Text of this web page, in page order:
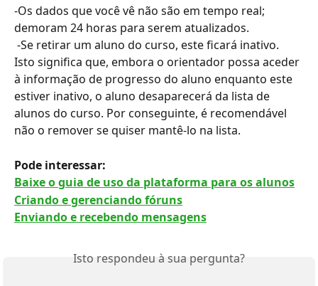
-Os dados que você vê não são em tempo real;
demoram 24 horas para serem atualizados.
Isto significa que, embora o orientador possa aceder
à informação de progresso do aluno enquanto este
estiver inativo, o aluno desaparecerá da lista de
alunos do curso. Por conseguinte, é recomendável
não o remover se quiser mantê-lo na lista.
Pode interessar:
Baixe o guia de uso da plataforma para os alunos
Criando e gerenciando fóruns
Enviando e recebendo mensagens
Isto respondeu à sua pergunta?